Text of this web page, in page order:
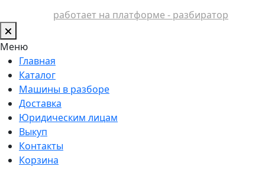
работает на платформе - разбиратор
Меню
Главная
Каталог
Машины в разборе
Доставка
Юридическим лицам
Выкуп
Контакты
Корзина